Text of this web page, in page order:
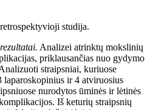
studija.
Analizei atrinktų mokslinių
, priklausančias nuo gydymo
straipsniai, kuriuose
laparoskopinius ir 4 atviruosius
nurodytos ūminės ir lėtinės
Iš keturių straipsnių